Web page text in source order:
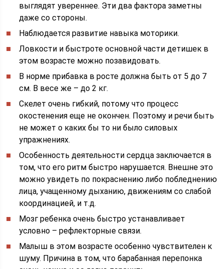
выглядят увереннее. Эти два фактора заметны
даже со стороны.
Наблюдается развитие навыка моторики.
Ловкости и быстроте основной части детишек в
этом возрасте можно позавидовать.
В норме прибавка в росте должна быть от 5 до 7
см. В весе же – до 2 кг.
Скелет очень гибкий, потому что процесс
окостенения еще не окончен. Поэтому и речи быть
не может о каких бы то ни было силовых
упражнениях.
Особенность деятельности сердца заключается в
том, что его ритм быстро нарушается. Внешне это
можно увидеть по покраснению либо побледнению
лица, учащенному дыханию, движениям со слабой
координацией, и т.д.
Мозг ребенка очень быстро устанавливает
условно – рефлекторные связи.
Малыш в этом возрасте особенно чувствителен к
шуму. Причина в том, что барабанная перепонка